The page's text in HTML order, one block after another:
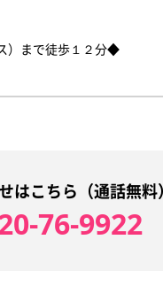
）まで徒歩１２分◆
はこちら（通話無料）
76-9922